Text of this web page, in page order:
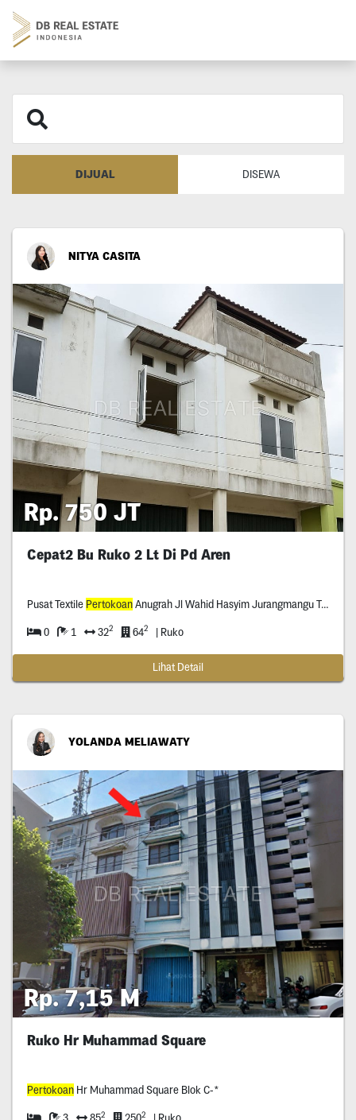
DIJUAL DISEWA
NITYA CASITA
Rp. 750 JT
Cepat2 Bu Ruko 2 Lt Di Pd Aren
Pusat Textile PertokoanAnugrah Jl Wahid Hasyim Jurangmangu Timur Kec Pd Aren Kota Tangerang Selatan Propinsi Banten *****
0 1 322 642 | Ruko
Lihat Detail
YOLANDA MELIAWATY
Rp. 7,15 M
Ruko Hr Muhammad Square
PertokoanHr Muhammad Square Blok C-*
2 2